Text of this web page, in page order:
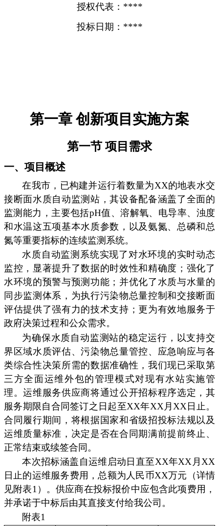
授权代表：****
投标日期：****
第一章 创新项目实施方案
第一节 项目需求
一、项目概述
在我市，已构建并运行着数量为XX的地表水交
接断面水质自动监测站，其设备配备涵盖了全面的
监测能力，主要包括pH值、溶解氧、电导率、浊度
和水温这五项基本水质参数，以及氨氮、总磷和总
氮等重要指标的连续监测系统。
水质自动监测系统实现了对水环境的实时动态
监控，显著提升了数据的时效性和精确度；强化了
水环境的预警与预测功能；并优化了水质与水量的
同步监测体系，为执行污染物总量控制和交接断面
评估提供了强有力的技术支持；更为有效地服务于
政府决策过程和公众需求。
为确保水质自动监测站的稳定运行，以支持交
界区域水质评估、污染物总量管控、应急响应与各
类综合性决策所需的数据准确性，我们现已采取第
三方全面运维外包的管理模式对现有水站实施管
理。运维服务供应商将通过公开招标程序选定，其
服务期限自合同签订之日起至XX年XX月XX日止。
合同履行期间，将根据国家和省级招投标法规以及
运维质量标准，决定是否在合同期满前提前终止、
正常结束或续签合同。
本次招标涵盖自运维启动日直至XX年XX月XX
日止的运维服务费用，总额为人民币XX万元（详情
见附表1）。供应商在投标报价中应包含此项费用，
并承诺于中标后由其直接支付给我公司。
附表1